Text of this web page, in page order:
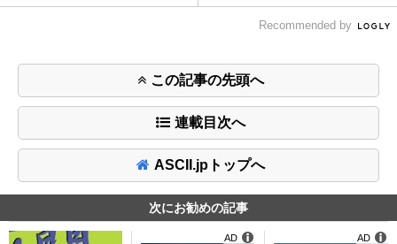
Recommended by
この記事の先頭へ
連載目次へ
ASCII.jpトップへ
次にお勧めの記事
AD AD